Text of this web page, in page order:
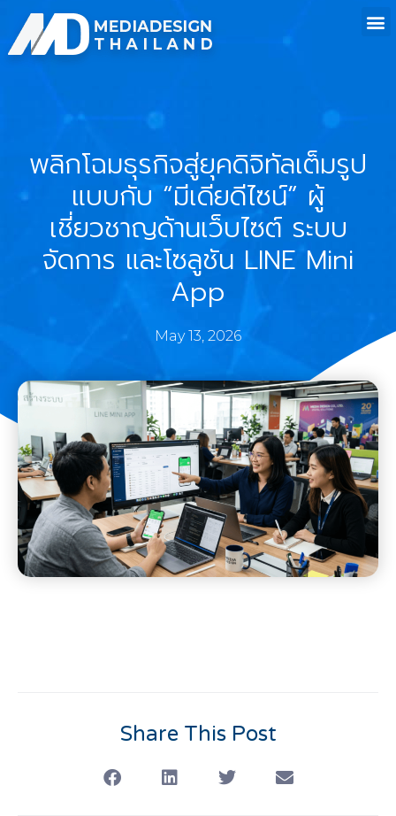
พลิกโฉมธุรกิจสู่ยุคดิจิทัลเต็มรูป
แบบกับ “มีเดียดีไซน์” ผู้
เชี่ยวชาญด้านเว็บไซต์ ระบบ
จัดการ และโซลูชัน LINE Mini
App
May 13, 2026
Share This Post